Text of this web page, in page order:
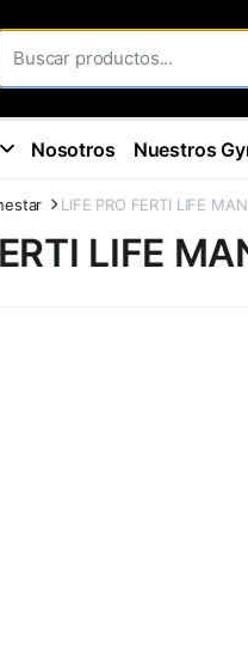
Nosotros Nuestros
LIFE PRO FERTI LIFE
LIFE